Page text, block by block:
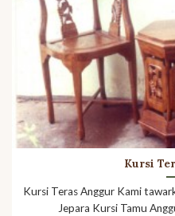
Kursi
Kursi Teras Anggur Kami
Jepara Kursi Tamu